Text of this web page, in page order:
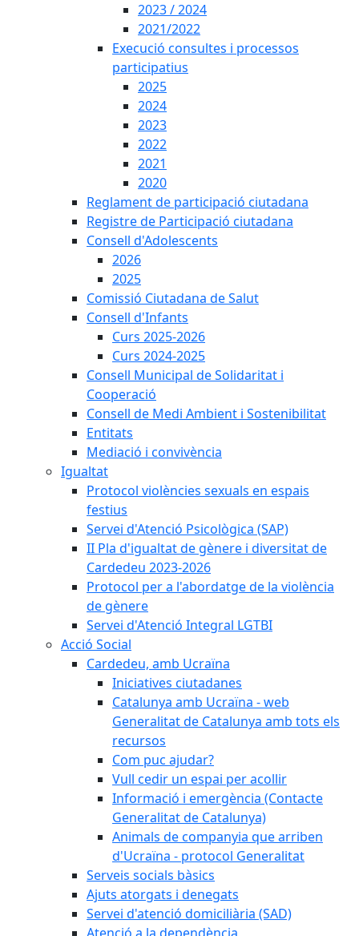
2023 / 2024
2021/2022
Execució consultes i processos
participatius
2025
2024
2023
2022
2021
2020
Reglament de participació ciutadana
Registre de Participació ciutadana
Consell d'Adolescents
2026
2025
Comissió Ciutadana de Salut
Consell d'Infants
Curs 2025-2026
Curs 2024-2025
Consell Municipal de Solidaritat i
Cooperació
Consell de Medi Ambient i Sostenibilitat
Entitats
Mediació i convivència
Igualtat
Protocol violències sexuals en espais
festius
Servei d'Atenció Psicològica (SAP)
II Pla d'igualtat de gènere i diversitat de
Cardedeu 2023-2026
Protocol per a l'abordatge de la violència
de gènere
Servei d'Atenció Integral LGTBI
Acció Social
Cardedeu, amb Ucraïna
Iniciatives ciutadanes
Catalunya amb Ucraïna - web
Generalitat de Catalunya amb tots els
recursos
Com puc ajudar?
Vull cedir un espai per acollir
Informació i emergència (Contacte
Generalitat de Catalunya)
Animals de companyia que arriben
d'Ucraïna - protocol Generalitat
Serveis socials bàsics
Ajuts atorgats i denegats
Servei d'atenció domiciliària (SAD)